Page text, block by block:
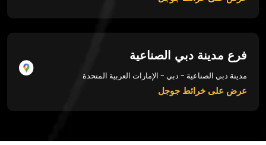
فرع مدينة دبي الصناعية
مدينة دبي الصناعية - دبي - الإمارات العربية المتحدة
عرض على خرائط جوجل